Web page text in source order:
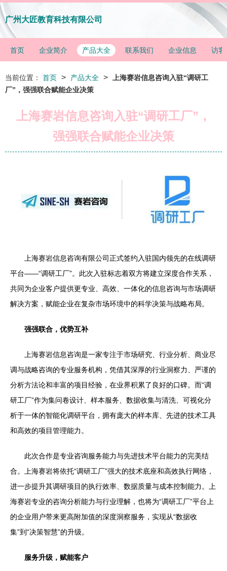
广州大匠教育科技有限公司
首页 企业简介 产品大全 联系我们 企业信息 访客
当前位置： 首页 > 产品大全 >
上海赛岩信息咨询入驻“调研工
厂”，强强联合赋能企业决策
上海赛岩信息咨询入驻“调研工厂”，
强强联合赋能企业决策
上海赛岩信息咨询有限公司正式签约入驻国内领先的在线调研
平台——“调研工厂”。此次入驻标志着双方将建立深度合作关系，
共同为企业客户提供更专业、高效、一体化的信息咨询与市场调研
解决方案，赋能企业在复杂市场环境中的科学决策与战略布局。
强强联合，优势互补
上海赛岩信息咨询是一家专注于市场研究、行业分析、商业尽
调与战略咨询的专业服务机构，凭借其深厚的行业洞察力、严谨的
分析方法论和丰富的项目经验，在业界积累了良好的口碑。而“调
研工厂”作为集问卷设计、样本服务、数据收集与清洗、可视化分
析于一体的智能化调研平台，拥有庞大的样本库、先进的技术工具
和高效的项目管理能力。
此次合作是专业咨询服务能力与先进技术平台能力的完美结
合。上海赛岩将依托“调研工厂”强大的技术底座和高效执行网络，
进一步提升其调研项目的执行效率、数据质量与成本控制能力。上
海赛岩专业的咨询分析能力与行业理解，也将为“调研工厂”平台上
的企业用户带来更高附加值的深度洞察服务，实现从“数据收
集”到“决策智慧”的升级。
服务升级，赋能客户